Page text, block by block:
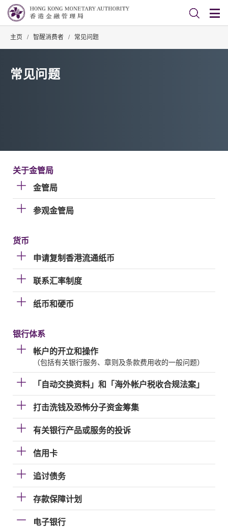
主页 / 智醒消费者 / 常见问题
常见问题
关于金管局
金管局
参观金管局
货币
申请复制香港流通纸币
联系汇率制度
纸币和硬币
银行体系
帐户的开立和操作
（包括有关银行服务、章则及条款费用收的一般问题）
「自动交换资料」和「海外帐户税收合规法案」
打击洗钱及恐怖分子资金筹集
有关银行产品或服务的投诉
信用卡
追讨债务
存款保障计划
电子银行